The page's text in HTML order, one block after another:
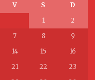
V S
D
1
2
7 8
9
14 15
16
21 22
23